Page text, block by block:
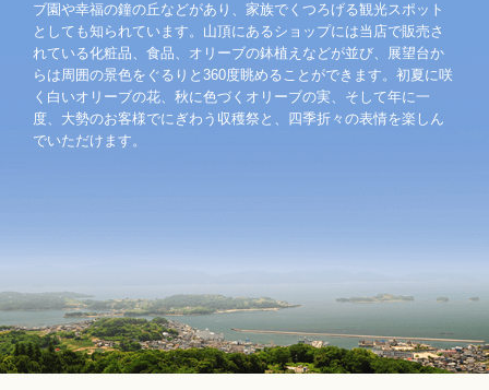
ブ園や幸福の鐘の丘などがあり、家族でくつろげる観光スポット
としても知られています。山頂にあるショップには当店で販売さ
れている化粧品、食品、オリーブの鉢植えなどが並び、展望台か
らは周囲の景色をぐるりと360度眺めることができます。初夏に咲
く白いオリーブの花、秋に色づくオリーブの実、そして年に一
度、大勢のお客様でにぎわう収穫祭と、四季折々の表情を楽しん
でいただけます。